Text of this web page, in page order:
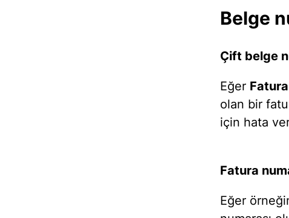
Belge
Çift belge
Eğer
olan bir
için hata
Fatura
Eğer